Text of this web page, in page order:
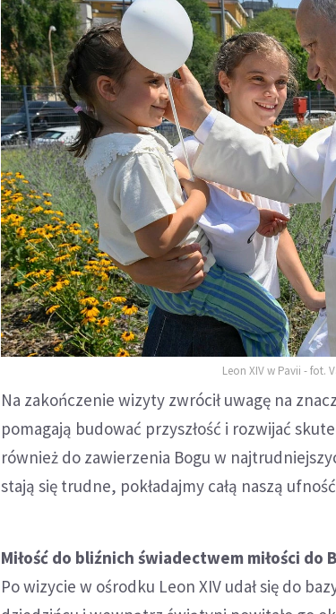
Leon XIV w Pavii - fot.
Na zakończenie wizyty zwrócił uwagę na
pomagają budować przyszłość i rozwijać
również do zawierzenia Bogu w
stają się trudne, pokładajmy całą naszą
Miłość do bliźnich świadectwem miłości do
Po wizycie w ośrodku Leon XIV udał się do